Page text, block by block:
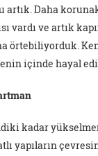
Daha
vardı ve artık
örtebiliyorduk.
içinde hayal
kadar
yapıların